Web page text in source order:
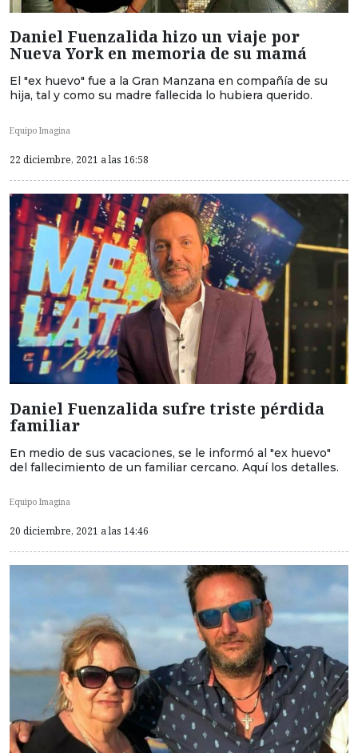
Daniel Fuenzalida hizo un viaje por
Nueva York en memoria de su mamá
El "ex huevo" fue a la Gran Manzana en compañía de su
hija, tal y como su madre fallecida lo hubiera querido.
Equipo Imagina
22 diciembre, 2021 a las 16:58
Daniel Fuenzalida sufre triste pérdida
familiar
En medio de sus vacaciones, se le informó al "ex huevo"
del fallecimiento de un familiar cercano. Aquí los detalles.
Equipo Imagina
20 diciembre, 2021 a las 14:46